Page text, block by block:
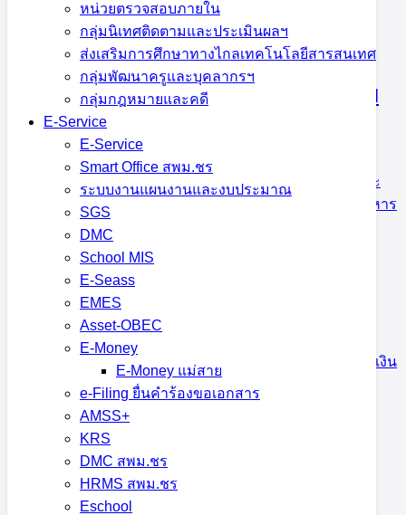
หน่วยตรวจสอบภายใน
กลุ่มนิเทศติดตามและประเมินผลฯ
ส่งเสริมการศึกษาทางไกลเทคโนโลยีสารสนเทศ
กลุ่มพัฒนาครูและบุคลากรฯ
กลุ่มกฎหมายและคดี
E-Service
E-Service
Smart Office สพม.ชร
ระบบงานแผนงานและงบประมาณ
SGS
DMC
School MIS
E-Seass
EMES
Asset-OBEC
E-Money
E-Money แม่สาย
e-Filing ยื่นคำร้องขอเอกสาร
AMSS+
KRS
DMC สพม.ชร
HRMS สพม.ชร
Eschool
สพม.เชียงราย ถวายเครื่องสักการะ ขัน
ดอก ต้นธูป ต้นเทียน เบื้องหน้าพระบรม
ฉายาลักษณ์สมเด็จพระศรีนครินทราบรม
ราชชนนี
18 กรกฎาคม 2023
กฎหมายและ
กลุ่มอำนวยการ
บริหาร
งานการเงินและสินทรัพย์
กลุ่มบริหารงานการเงินและสินทรัพย์
30 มิถุนายน 2023 30 มิถุนายน 2023
บริหารงานการเงิน
สพม.เชียงราย ร่วมกิจกรรมจิตอาสา
บำเพ็ญประโยชน์ ณ พุทธมณฑลสมโภช